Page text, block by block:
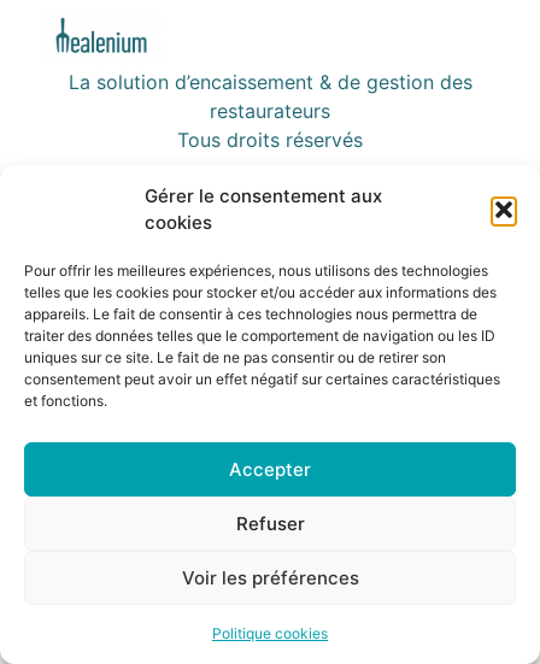
Gérer le consentement aux
cookies
Pour offrir les meilleures expériences, nous utilisons des technologies
telles que les cookies pour stocker et/ou accéder aux informations des
appareils. Le fait de consentir à ces technologies nous permettra de
traiter des données telles que le comportement de navigation ou les ID
uniques sur ce site. Le fait de ne pas consentir ou de retirer son
consentement peut avoir un effet négatif sur certaines caractéristiques
et fonctions.
Accepter
Refuser
Voir les préférences
Politique cookies
La solution d’encaissement & de gestion des
restaurateurs
Tous droits réservés